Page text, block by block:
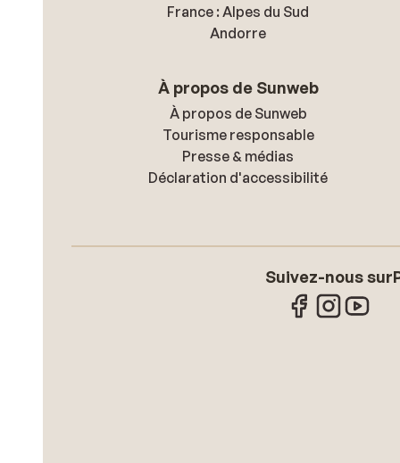
France : Alpes du Sud
Andorre
À propos de Sunweb
À propos de Sunweb
Tourisme responsable
Presse & médias
Déclaration d'accessibilité
Suivez-nous sur